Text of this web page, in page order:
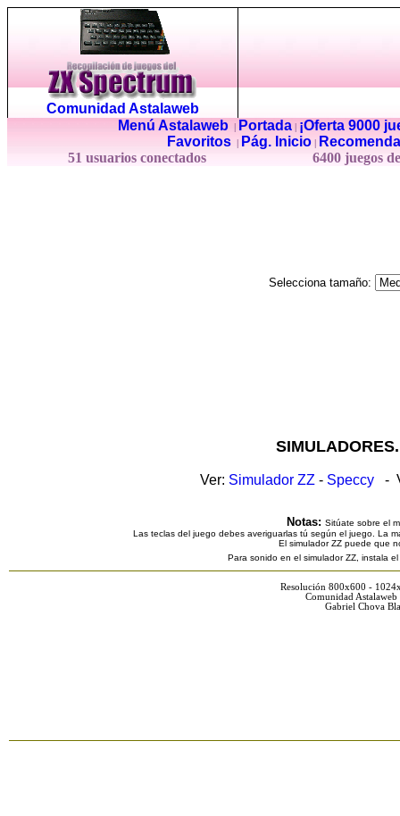
Comunidad Astalaweb
Menú Astalaweb| Portada|
¡Oferta 9000
Favoritos
Pág. Inicio
51 usuarios conectados
6400 juegos
Selecciona tamaño:
Ver: Simulador ZZ - Speccy -
Notas: Sitúate sobre el
Las teclas del juego debes averiguarlas tú según el juego. La
El simulador ZZ puede que
Para sonido en el simulador ZZ, instala
Resolución 800x600 -
Comunidad
Gabriel Chova